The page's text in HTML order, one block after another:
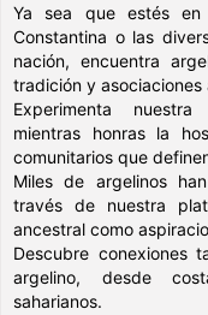
Ya sea que estés
Constantina o las
nación, encuentra
tradición y asociaciones
Experimenta
mientras honras la
comunitarios que
Miles de argelinos
través de nuestra
ancestral como
Descubre conexiones
argelino, desde
saharianos.